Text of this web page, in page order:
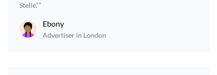
Stelle.“”
Ebony
Advertiser in London